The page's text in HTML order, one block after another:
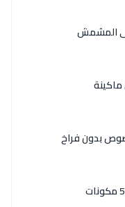
المشمش
بدون فراخ